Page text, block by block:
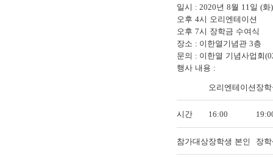
일시 : 2020년 8월 11일 (화)
오후 4시 오리엔테이션
오후 7시 장학금 수여식
장소 : 이한열기념관 3층
문의 : 이한열 기념사업회
행사 내용 :
오리엔테이션장
시간 16:00
참가대상장학생 본인 장